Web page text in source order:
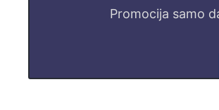
Promocija samo